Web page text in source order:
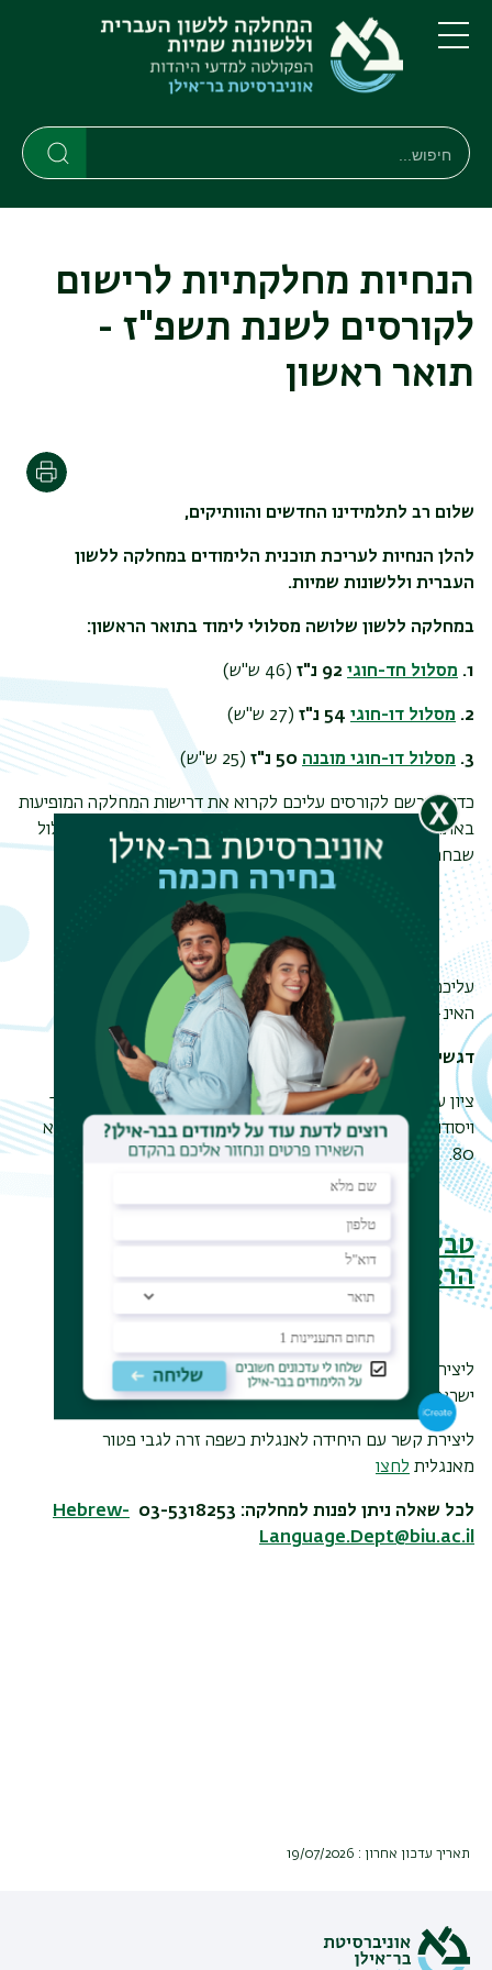
דילוג
לתוכן
העיקרי
דילוג
לתפריט
ניווט
ראשי
תפריט
חיפוש
חיפוש
הנחיות מחלקתיות לרישום
לקורסים לשנת תשפ"ז -
תואר ראשון
שלום רב לתלמידינו החדשים והוותיקים,
להלן הנחיות לעריכת תוכנית הלימודים במחלקה ללשון
העברית וללשונות שמיות.
במחלקה ללשון שלושה מסלולי לימוד בתואר הראשון:
1. מסלול חד-חוגי (46 ש"ש)
2. מסלול דו-חוגי (27 ש"ש)
3. מסלול דו-חוגי מובנה (25 ש"ש)
כדי להירשם לקורסים עליכם לקרוא את דרישות המחלקה המופיעות
באתר המחלקה. לחצו על הקישור המתאים למעלה עבור המסלול
שבחרתם.
אלה הדרישות המחייבות אתכם בלימודי התואר.
הנחיות כלליות לרישום לקורסים
עליכם להיכנס לכל אשכול קורסים המוצג בפניכם במערכת
האינ-בר ולהירשם לקורסים לפי המכסה הנדרשת.
דגשים חשובים
ציון עובר במבחנים/עבודות- 60. בקורסי שנה א' "תורת הניקוד
ויסודות הלשון למתמחים" ו"יסודות התחביר א'" הציון העובר הוא
80.
טבלה של החובות האקדמיות לתואר
הראשון במסלולים השונים
ליצירת קשר עם עולמות - בית הספר ללימודי יהדות ותרבות
ישראלית - לגבי דרישות לימודי עולמותלחצו
ליצירת קשר עם היחידה לאנגלית כשפה זרה לגבי פטור
מאנגלית לחצו
לכל שאלה ניתן לפנות למחלקה: 03-5318253
Hebrew-
Language.Dept@biu.ac.il
תאריך עדכון אחרון : 19/07/2026